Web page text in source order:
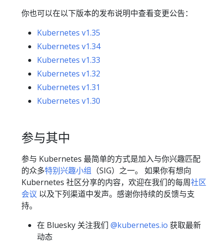
你也可以在以下版本的发布说明中查看变更公告：
Kubernetes v1.35
Kubernetes v1.34
Kubernetes v1.33
Kubernetes v1.32
Kubernetes v1.31
Kubernetes v1.30
参与其中
参与 Kubernetes 最简单的方式是加入与你兴趣匹配
的众多特别兴趣小组 （SIG）之一。 如果你有想向
Kubernetes 社区分享的内容，欢迎在我们的每周社区
会议 以及下列渠道中发声。感谢你持续的反馈与支
持。
在 Bluesky 关注我们 @kubernetes.io 获取最新
动态